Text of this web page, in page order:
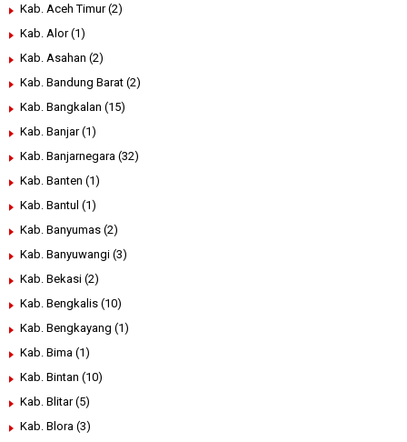
Kab. Aceh Timur (2)
Kab. Alor (1)
Kab. Asahan (2)
Kab. Bandung Barat (2)
Kab. Bangkalan (15)
Kab. Banjar (1)
Kab. Banjarnegara (32)
Kab. Banten (1)
Kab. Bantul (1)
Kab. Banyumas (2)
Kab. Banyuwangi (3)
Kab. Bekasi (2)
Kab. Bengkalis (10)
Kab. Bengkayang (1)
Kab. Bima (1)
Kab. Bintan (10)
Kab. Blitar (5)
Kab. Blora (3)